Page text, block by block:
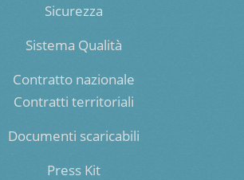
Sicurezza
Sistema Qualità
Contratto nazionale
Contratti territoriali
Documenti scaricabili
Press Kit